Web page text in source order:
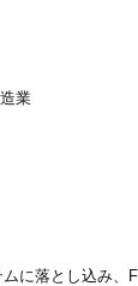
業
に落とし込み